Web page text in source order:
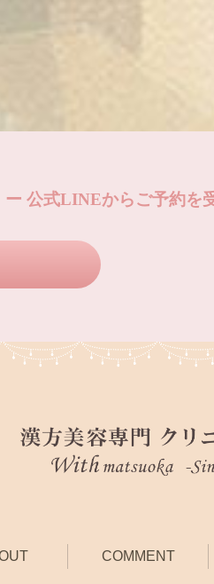
ー 公式LINEからご予約を
COMMENT